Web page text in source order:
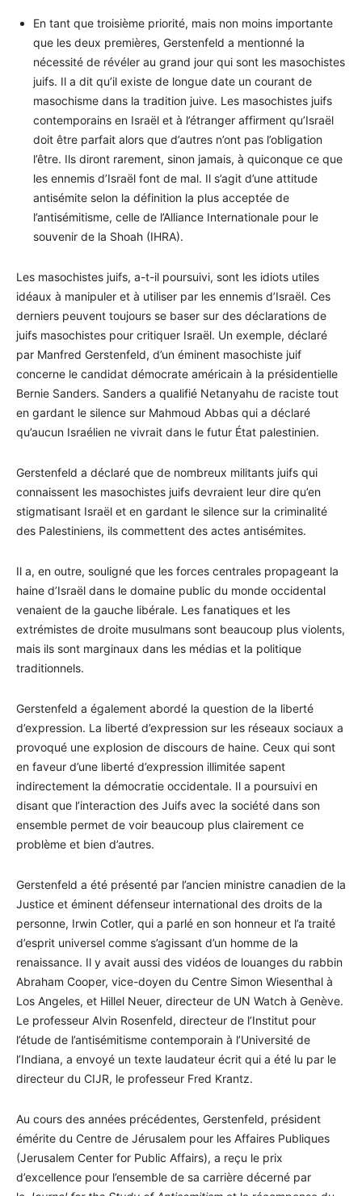
En tant que troisième priorité, mais non moins importante
que les deux premières, Gerstenfeld a mentionné la
nécessité de révéler au grand jour qui sont les masochistes
juifs. Il a dit qu’il existe de longue date un courant de
masochisme dans la tradition juive. Les masochistes juifs
contemporains en Israël et à l’étranger affirment qu’Israël
doit être parfait alors que d’autres n’ont pas l’obligation
l’être. Ils diront rarement, sinon jamais, à quiconque ce que
les ennemis d’Israël font de mal. Il s’agit d’une attitude
antisémite selon la définition la plus acceptée de
l’antisémitisme, celle de l’Alliance Internationale pour le
souvenir de la Shoah (IHRA).
Les masochistes juifs, a-t-il poursuivi, sont les idiots utiles
idéaux à manipuler et à utiliser par les ennemis d’Israël. Ces
derniers peuvent toujours se baser sur des déclarations de
juifs masochistes pour critiquer Israël. Un exemple, déclaré
par Manfred Gerstenfeld, d’un éminent masochiste juif
concerne le candidat démocrate américain à la présidentielle
Bernie Sanders. Sanders a qualifié Netanyahu de raciste tout
en gardant le silence sur Mahmoud Abbas qui a déclaré
qu’aucun Israélien ne vivrait dans le futur État palestinien.
Gerstenfeld a déclaré que de nombreux militants juifs qui
connaissent les masochistes juifs devraient leur dire qu’en
stigmatisant Israël et en gardant le silence sur la criminalité
des Palestiniens, ils commettent des actes antisémites.
Il a, en outre, souligné que les forces centrales propageant la
haine d’Israël dans le domaine public du monde occidental
venaient de la gauche libérale. Les fanatiques et les
extrémistes de droite musulmans sont beaucoup plus violents,
mais ils sont marginaux dans les médias et la politique
traditionnels.
Gerstenfeld a également abordé la question de la liberté
d’expression. La liberté d’expression sur les réseaux sociaux a
provoqué une explosion de discours de haine. Ceux qui sont
en faveur d’une liberté d’expression illimitée sapent
indirectement la démocratie occidentale. Il a poursuivi en
disant que l’interaction des Juifs avec la société dans son
ensemble permet de voir beaucoup plus clairement ce
problème et bien d’autres.
Gerstenfeld a été présenté par l’ancien ministre canadien de la
Justice et éminent défenseur international des droits de la
personne, Irwin Cotler, qui a parlé en son honneur et l’a traité
d’esprit universel comme s’agissant d’un homme de la
renaissance. Il y avait aussi des vidéos de louanges du rabbin
Abraham Cooper, vice-doyen du Centre Simon Wiesenthal à
Los Angeles, et Hillel Neuer, directeur de UN Watch à Genève.
Le professeur Alvin Rosenfeld, directeur de l’Institut pour
l’étude de l’antisémitisme contemporain à l’Université de
l’Indiana, a envoyé un texte laudateur écrit qui a été lu par le
directeur du CIJR, le professeur Fred Krantz.
Au cours des années précédentes, Gerstenfeld, président
émérite du Centre de Jérusalem pour les Affaires Publiques
(Jerusalem Center for Public Affairs), a reçu le prix
d’excellence pour l’ensemble de sa carrière décerné par